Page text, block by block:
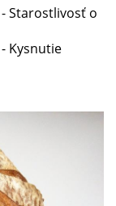
Starostlivosť o
Kysnutie